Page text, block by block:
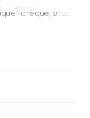
Quand on entend République Tchèque, on pense immédiatement à sa capitale Prague. Si cette superbe…